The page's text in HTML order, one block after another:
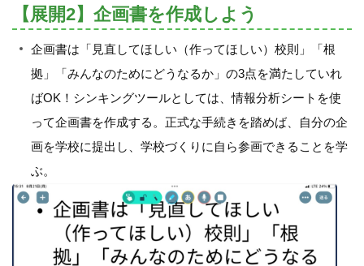
【展開2】企画書を作成しよう
企画書は「見直してほしい（作ってほしい）校則」「根
拠」「みんなのためにどうなるか」の3点を満たしていれ
ばOK！シンキングツールとしては、情報分析シートを使
って企画書を作成する。正式な手続きを踏めば、自分の企
画を学校に提出し、学校づくりに自ら参画できることを学
ぶ。